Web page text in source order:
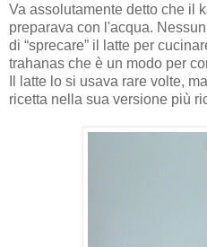
Va assolutamente detto che il
preparava con l'acqua.
di “sprecare” il latte per
trahanas che è un modo per
Il latte lo si usava rare volte,
ricetta nella sua versione più